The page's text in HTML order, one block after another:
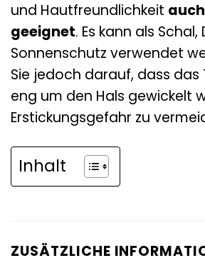
und Hautfreundlichkeit
geeignet. Es kann als
Sonnenschutz verwendet
Sie jedoch darauf, dass das
eng um den Hals gewickelt
Erstickungsgefahr zu
Inhalt
ZUSÄTZLICHE